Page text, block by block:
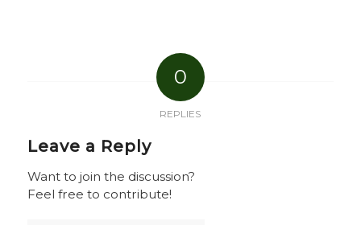
0
REPLIES
Leave a Reply
Want to join the discussion?
Feel free to contribute!